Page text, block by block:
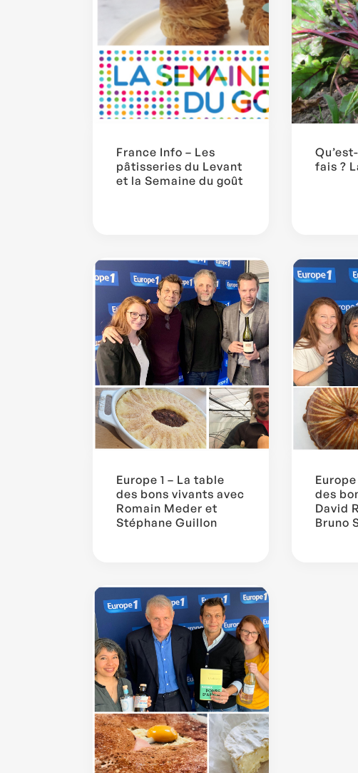
France Info – Les
pâtisseries du Levant
et la Semaine du goût
fais ?
Europe 1 – La table
des bons vivants avec
Romain Meder et
Stéphane Guillon
des
David
Bruno